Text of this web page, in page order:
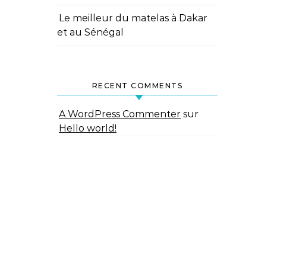
Le meilleur du matelas à Dakar
et au Sénégal
RECENT COMMENTS
A WordPress Commenter sur
Hello world!